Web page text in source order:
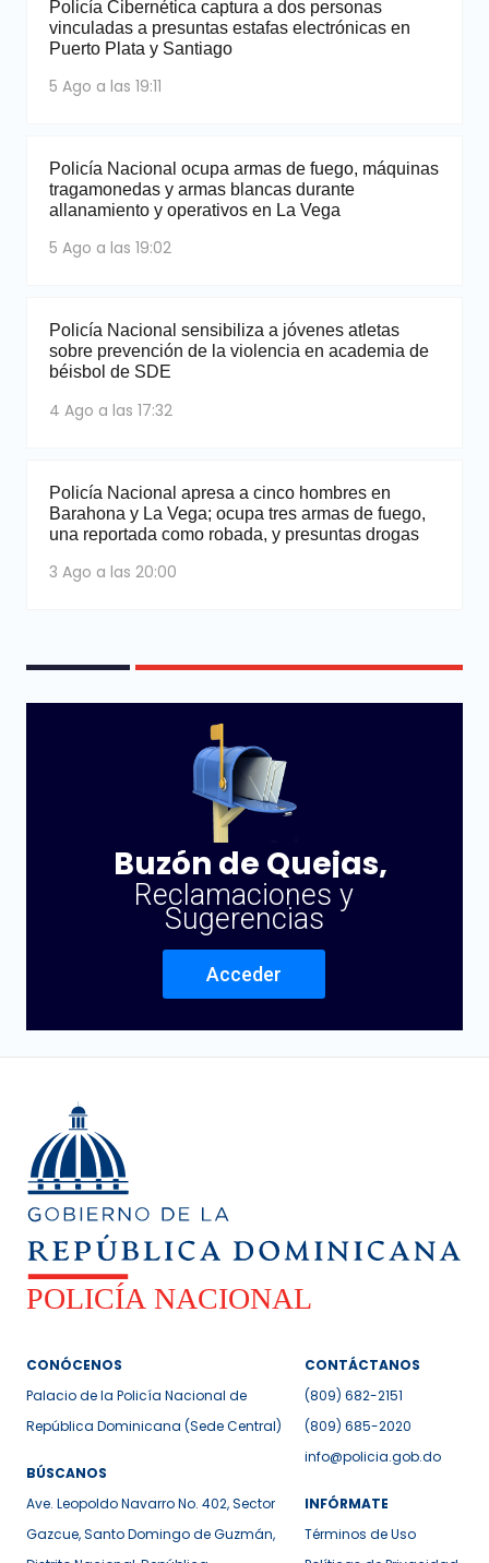
Policía Cibernética captura a dos personas
vinculadas a presuntas estafas electrónicas en
Puerto Plata y Santiago
5 Ago a las 19:11
Policía Nacional ocupa armas de fuego, máquinas
tragamonedas y armas blancas durante
allanamiento y operativos en La Vega
5 Ago a las 19:02
Policía Nacional sensibiliza a jóvenes atletas
sobre prevención de la violencia en academia de
béisbol de SDE
4 Ago a las 17:32
Policía Nacional apresa a cinco hombres en
Barahona y La Vega; ocupa tres armas de fuego,
una reportada como robada, y presuntas drogas
3 Ago a las 20:00
Buzón de Quejas,
Reclamaciones y
Sugerencias
Acceder
CONÓCENOS
Palacio de la Policía Nacional de
República Dominicana (Sede Central)
BÚSCANOS
Ave. Leopoldo Navarro No. 402, Sector
Gazcue, Santo Domingo de Guzmán,
CONTÁCTANOS
(809) 682-2151
(809) 685-2020
info@policia.gob.do
INFÓRMATE
Términos de Uso